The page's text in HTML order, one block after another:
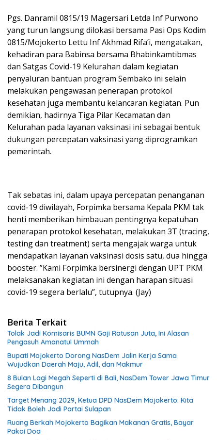
Pgs. Danramil 0815/19 Magersari Letda Inf Purwono
yang turun langsung dilokasi bersama Pasi Ops Kodim
0815/Mojokerto Lettu Inf Akhmad Rifa’i, mengatakan,
kehadiran para Babinsa bersama Bhabinkamtibmas
dan Satgas Covid-19 Kelurahan dalam kegiatan
penyaluran bantuan program Sembako ini selain
melakukan pengawasan penerapan protokol
kesehatan juga membantu kelancaran kegiatan. Pun
demikian, hadirnya Tiga Pilar Kecamatan dan
Kelurahan pada layanan vaksinasi ini sebagai bentuk
dukungan percepatan vaksinasi yang diprogramkan
pemerintah.
Tak sebatas ini, dalam upaya percepatan penanganan
covid-19 diwilayah, Forpimka bersama Kepala PKM tak
henti memberikan himbauan pentingnya kepatuhan
penerapan protokol kesehatan, melakukan 3T (tracing,
testing dan treatment) serta mengajak warga untuk
mendapatkan layanan vaksinasi dosis satu, dua hingga
booster. ”Kami Forpimka bersinergi dengan UPT PKM
melaksanakan kegiatan ini dengan harapan situasi
covid-19 segera berlalu”, tutupnya. (Jay)
Berita Terkait
Tolak Jadi Komisaris BUMN Gaji Ratusan Juta, Ini Alasan
Pengasuh Amanatul Ummah
Bupati Mojokerto Dorong NasDem Jalin Kerja Sama
Wujudkan Daerah Maju, Adil, dan Makmur
8 Bulan Lagi Megah Seperti di Bali, NasDem Tower Jawa Timur
Segera Dibangun
Target Menang 2029, Ketua DPD NasDem Mojokerto: Kita
Tidak Boleh Jadi Partai Sulapan
Ruang Berkah Mojokerto Bagikan Makanan Gratis, Bayar
Pakai Doa